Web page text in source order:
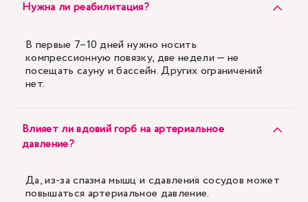
Нужна ли реабилитация?
В первые 7–10 дней нужно носить
компрессионную повязку, две недели — не
посещать сауну и бассейн. Других ограничений
нет.
Влияет ли вдовий горб на артериальное
давление?
Да, из-за спазма мышц и сдавления сосудов может
повышаться артериальное давление.